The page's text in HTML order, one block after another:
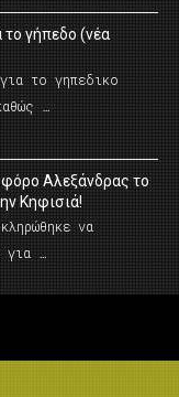
το γήπεδο (νέα
το γηπεδικο
…
Αλεξάνδρας το
Κηφισιά!
να
για …